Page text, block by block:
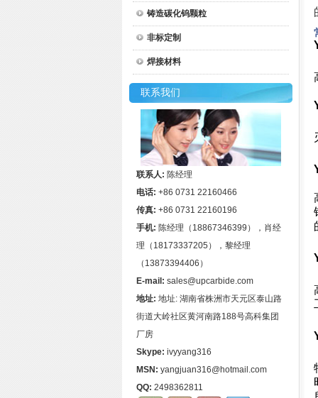
铸造碳化钨颗粒
非标定制
焊接材料
联系我们
联系人: 陈经理
电话: +86 0731 22160466
传真: +86 0731 22160196
手机: 陈经理（18867346399），肖经
理（18173337205），黎经理
（13873394406）
E-mail: sales@upcarbide.com
地址: 地址: 湖南省株洲市天元区泰山路
街道大岭社区黄河南路188号高科集团
厂房
Skype: ivyyang316
MSN: yangjuan316@hotmail.com
QQ: 2498362811